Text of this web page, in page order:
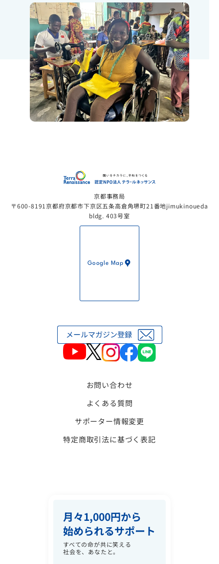
京都事務局
〒600-8191京都府京都市下京区五条高倉角堺町21番地jimukinoueda
bldg. 403号室
Google Map
お問い合わせ
よくある質問
サポーター情報変更
特定商取引法に基づく表記
月々1,000円から
始められるサポート
すべての命が共に笑える
社会を、あなたと。